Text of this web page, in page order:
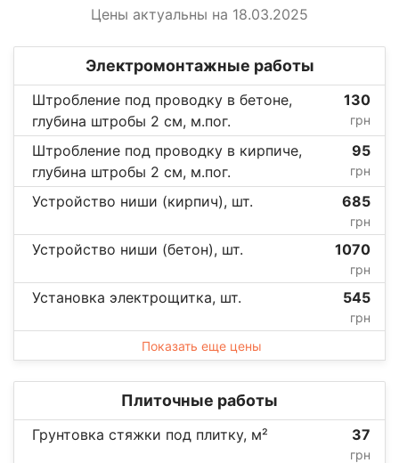
Цены актуальны на 18.03.2025
Электромонтажные работы
Штробление под проводку в бетоне,
глубина штробы 2 см, м.пог.
130
грн
Штробление под проводку в кирпиче,
глубина штробы 2 см, м.пог.
95
грн
Устройство ниши (кирпич), шт. 685
грн
Устройство ниши (бетон), шт. 1070
грн
Установка электрощитка, шт. 545
грн
Показать еще цены
Плиточные работы
Грунтовка стяжки под плитку, м² 37
грн